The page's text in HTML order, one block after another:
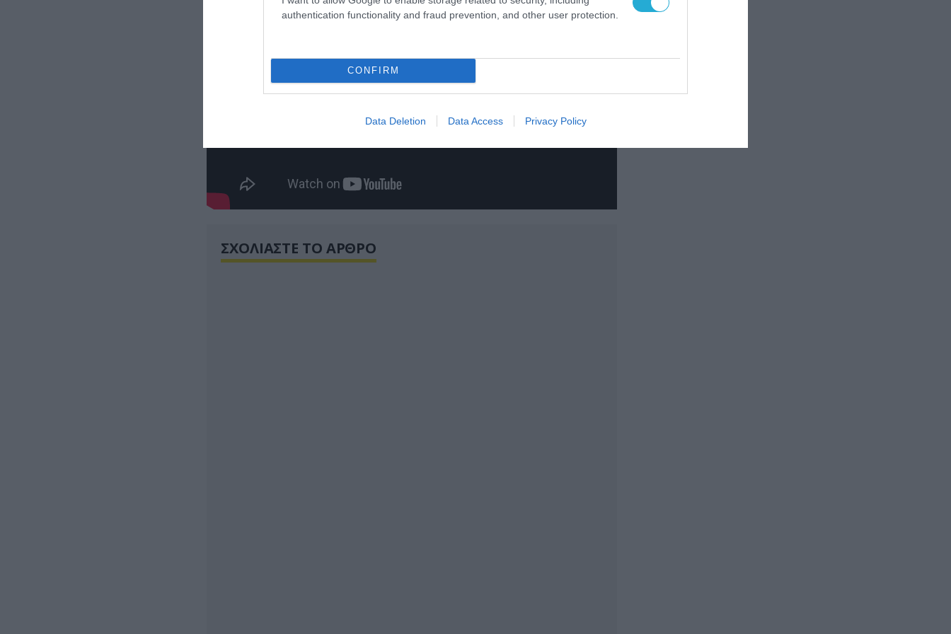
authentication functionality and fraud prevention, and other user protection.
CONFIRM
Data Deletion Data Access Privacy Policy
ΣΧΟΛΙΑΣΤΕ ΤΟ ΑΡΘΡΟ